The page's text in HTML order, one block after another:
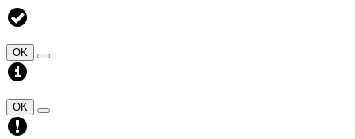
OK
OK